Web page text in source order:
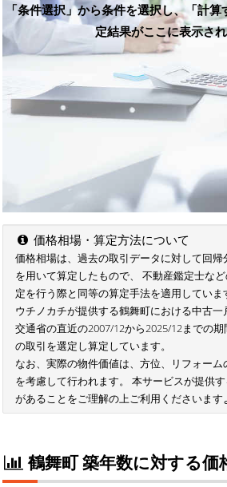
「条件選択」から条件を選択し、「計
定結果がここに表示さ
価格相場・算定方法について
価格相場は、過去の取引データに対して回帰
を用いて算定したもので、 不動産鑑定士な
定を行う際と同等の算定手法を適用していま
ウチノカチが提供する鶴舞町における中古
交通省の直近の2007/12から2025/12までの期
の取引を選定し算定しています。
なお、実際の物件価値は、方位、リフォー
を考慮して行われます。 本サービスが提供
があることをご理解の上ご利用くださいます
鶴舞町 築年数に対する価